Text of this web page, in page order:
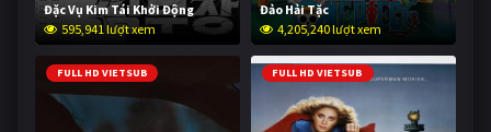
Đặc Vụ Kim Tái Khởi Động
595,941 lượt xem
Đảo Hải Tặc
4,205,240 lượt xem
FULL HD VIETSUB FULL HD VIETSUB